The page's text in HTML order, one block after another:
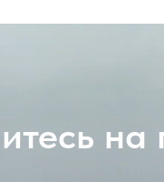
на